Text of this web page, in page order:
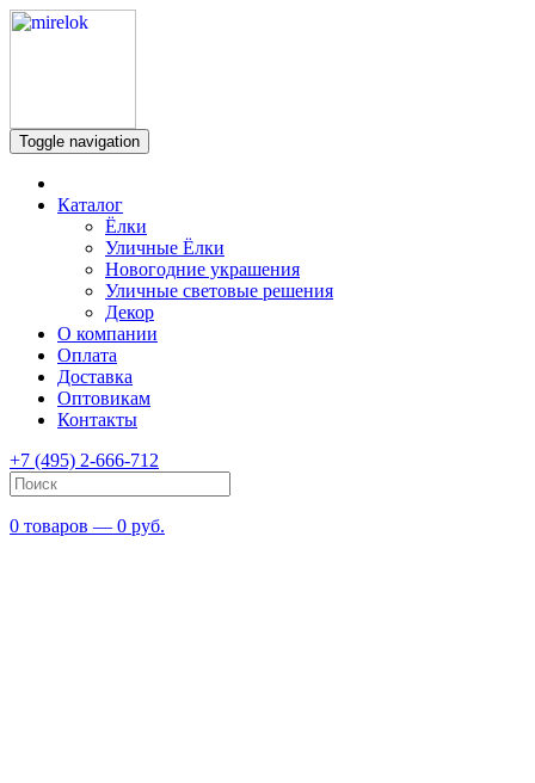
Toggle navigation
Каталог
Ёлки
Уличные Ёлки
Новогодние украшения
Уличные световые решения
Декор
О компании
Оплата
Доставка
Оптовикам
Контакты
+7 (495) 2-666-712
0 товаров — 0 руб.